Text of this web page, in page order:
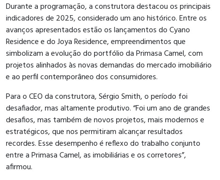
Durante a programação, a construtora destacou os principais
indicadores de 2025, considerado um ano histórico. Entre os
avanços apresentados estão os lançamentos do Cyano
Residence e do Joya Residence, empreendimentos que
simbolizam a evolução do portfólio da Primasa Camel, com
projetos alinhados às novas demandas do mercado imobiliário
e ao perfil contemporâneo dos consumidores.
Para o CEO da construtora, Sérgio Smith, o período foi
desafiador, mas altamente produtivo. “Foi um ano de grandes
desafios, mas também de novos projetos, mais modernos e
estratégicos, que nos permitiram alcançar resultados
recordes. Esse desempenho é reflexo do trabalho conjunto
entre a Primasa Camel, as imobiliárias e os corretores”,
afirmou.